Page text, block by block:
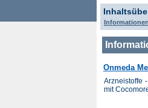
Informationen
Onmeda
Arzneistoffe
mit